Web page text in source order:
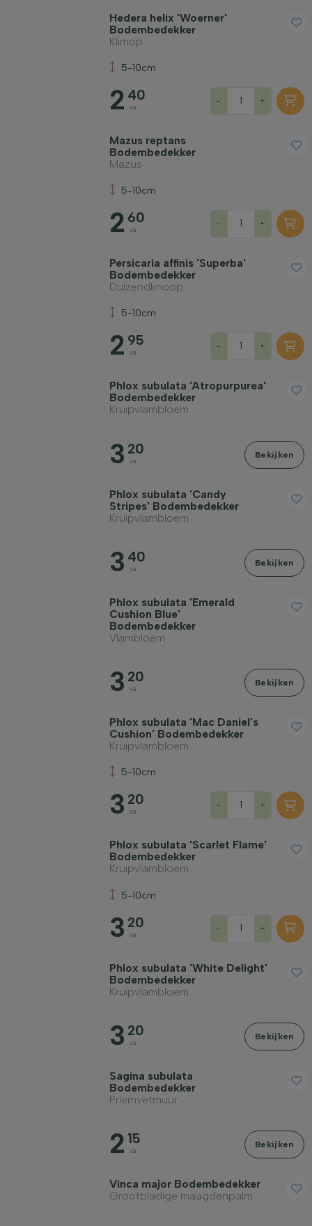
Hedera helix 'Woerner'
Bodembedekker
Klimop
5-10cm
2 40
va
- +
Mazus reptans
Bodembedekker
Mazus
5-10cm
2 60
va
- +
Persicaria affinis 'Superba'
Bodembedekker
Duizendknoop
5-10cm
2 95
va
- +
Phlox subulata 'Atropurpurea'
Bodembedekker
Kruipvlambloem
3 20
va
Bekijken
Phlox subulata 'Candy
Stripes' Bodembedekker
Kruipvlambloem
3 40
va
Bekijken
Phlox subulata 'Emerald
Cushion Blue'
Bodembedekker
Vlambloem
3 20
va
Bekijken
Phlox subulata 'Mac Daniel's
Cushion' Bodembedekker
Kruipvlambloem
5-10cm
3 20
va
- +
Phlox subulata 'Scarlet Flame'
Bodembedekker
Kruipvlambloem
5-10cm
3 20
va
- +
Phlox subulata 'White Delight'
Bodembedekker
Kruipvlambloem
3 20
va
Bekijken
Sagina subulata
Bodembedekker
Priemvetmuur
2 15
va
Bekijken
Vinca major Bodembedekker
Grootbladige maagdenpalm